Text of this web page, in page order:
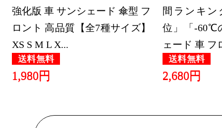
2026/05/28
車用品・
グ：20位
2026/05/18
強化版 車 サンシェード 傘型 フ
ロント 高品質【全7種サイズ】
XS S M L X...
送料無料
1,980円
間ランキン
位」「-60℃
ェード 車 フ
送料無料
2,680円